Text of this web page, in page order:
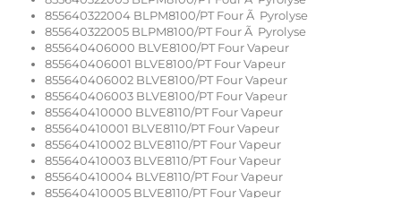
855640322004 BLPM8100/PT Four Ã Pyrolyse
855640322005 BLPM8100/PT Four Ã Pyrolyse
855640406000 BLVE8100/PT Four Vapeur
855640406001 BLVE8100/PT Four Vapeur
855640406002 BLVE8100/PT Four Vapeur
855640406003 BLVE8100/PT Four Vapeur
855640410000 BLVE8110/PT Four Vapeur
855640410001 BLVE8110/PT Four Vapeur
855640410002 BLVE8110/PT Four Vapeur
855640410003 BLVE8110/PT Four Vapeur
855640410004 BLVE8110/PT Four Vapeur
855640410005 BLVE8110/PT Four Vapeur